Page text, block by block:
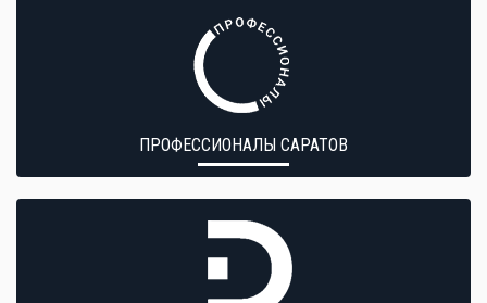
ПРОФЕССИОНАЛЫ САРАТОВ